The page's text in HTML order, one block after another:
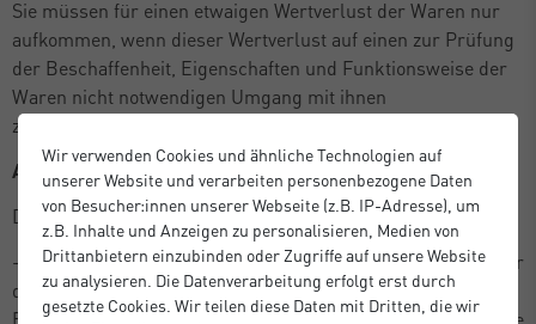
Sie müssen für einen etwaigen Wertverlust der Waren nur
aufkommen, wenn dieser Wertverlust auf einen zur Prüfung
der Beschaffenheit, Eigenschaften und Funktionsweise der
Waren nicht notwendigen Umgang mit ihnen
zurückzuführen ist.
Ausschluss- bzw. Erlöschensgründe
Das Widerrufsrecht besteht nicht bei Verträgen
- zur Lieferung von Waren, die nicht vorgefertigt sind und für
deren Herstellung eine individuelle Auswahl oder
Wir verwenden Cookies und ähnliche Technologien auf
unserer Website und verarbeiten personenbezogene Daten
von Besucher:innen unserer Webseite (z.B. IP-Adresse), um
z.B. Inhalte und Anzeigen zu personalisieren, Medien von
Drittanbietern einzubinden oder Zugriffe auf unsere Website
zu analysieren. Die Datenverarbeitung erfolgt erst durch
gesetzte Cookies. Wir teilen diese Daten mit Dritten, die wir